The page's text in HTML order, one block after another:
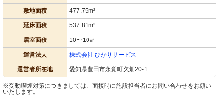
敷地面積 477.75m²
延床面積 537.81m²
居室面積 10〜10㎡
運営法人 株式会社 ひかりサービス
運営者所在地 愛知県豊田市永覚町欠畑20-1
※受動喫煙対策につきましては、面接時に施設担当者にお問い合わせをお願い
いたします。